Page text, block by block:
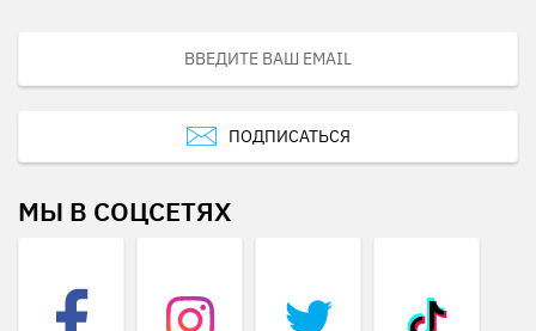
ПОДПИСАТЬСЯ
МЫ В СОЦСЕТЯХ